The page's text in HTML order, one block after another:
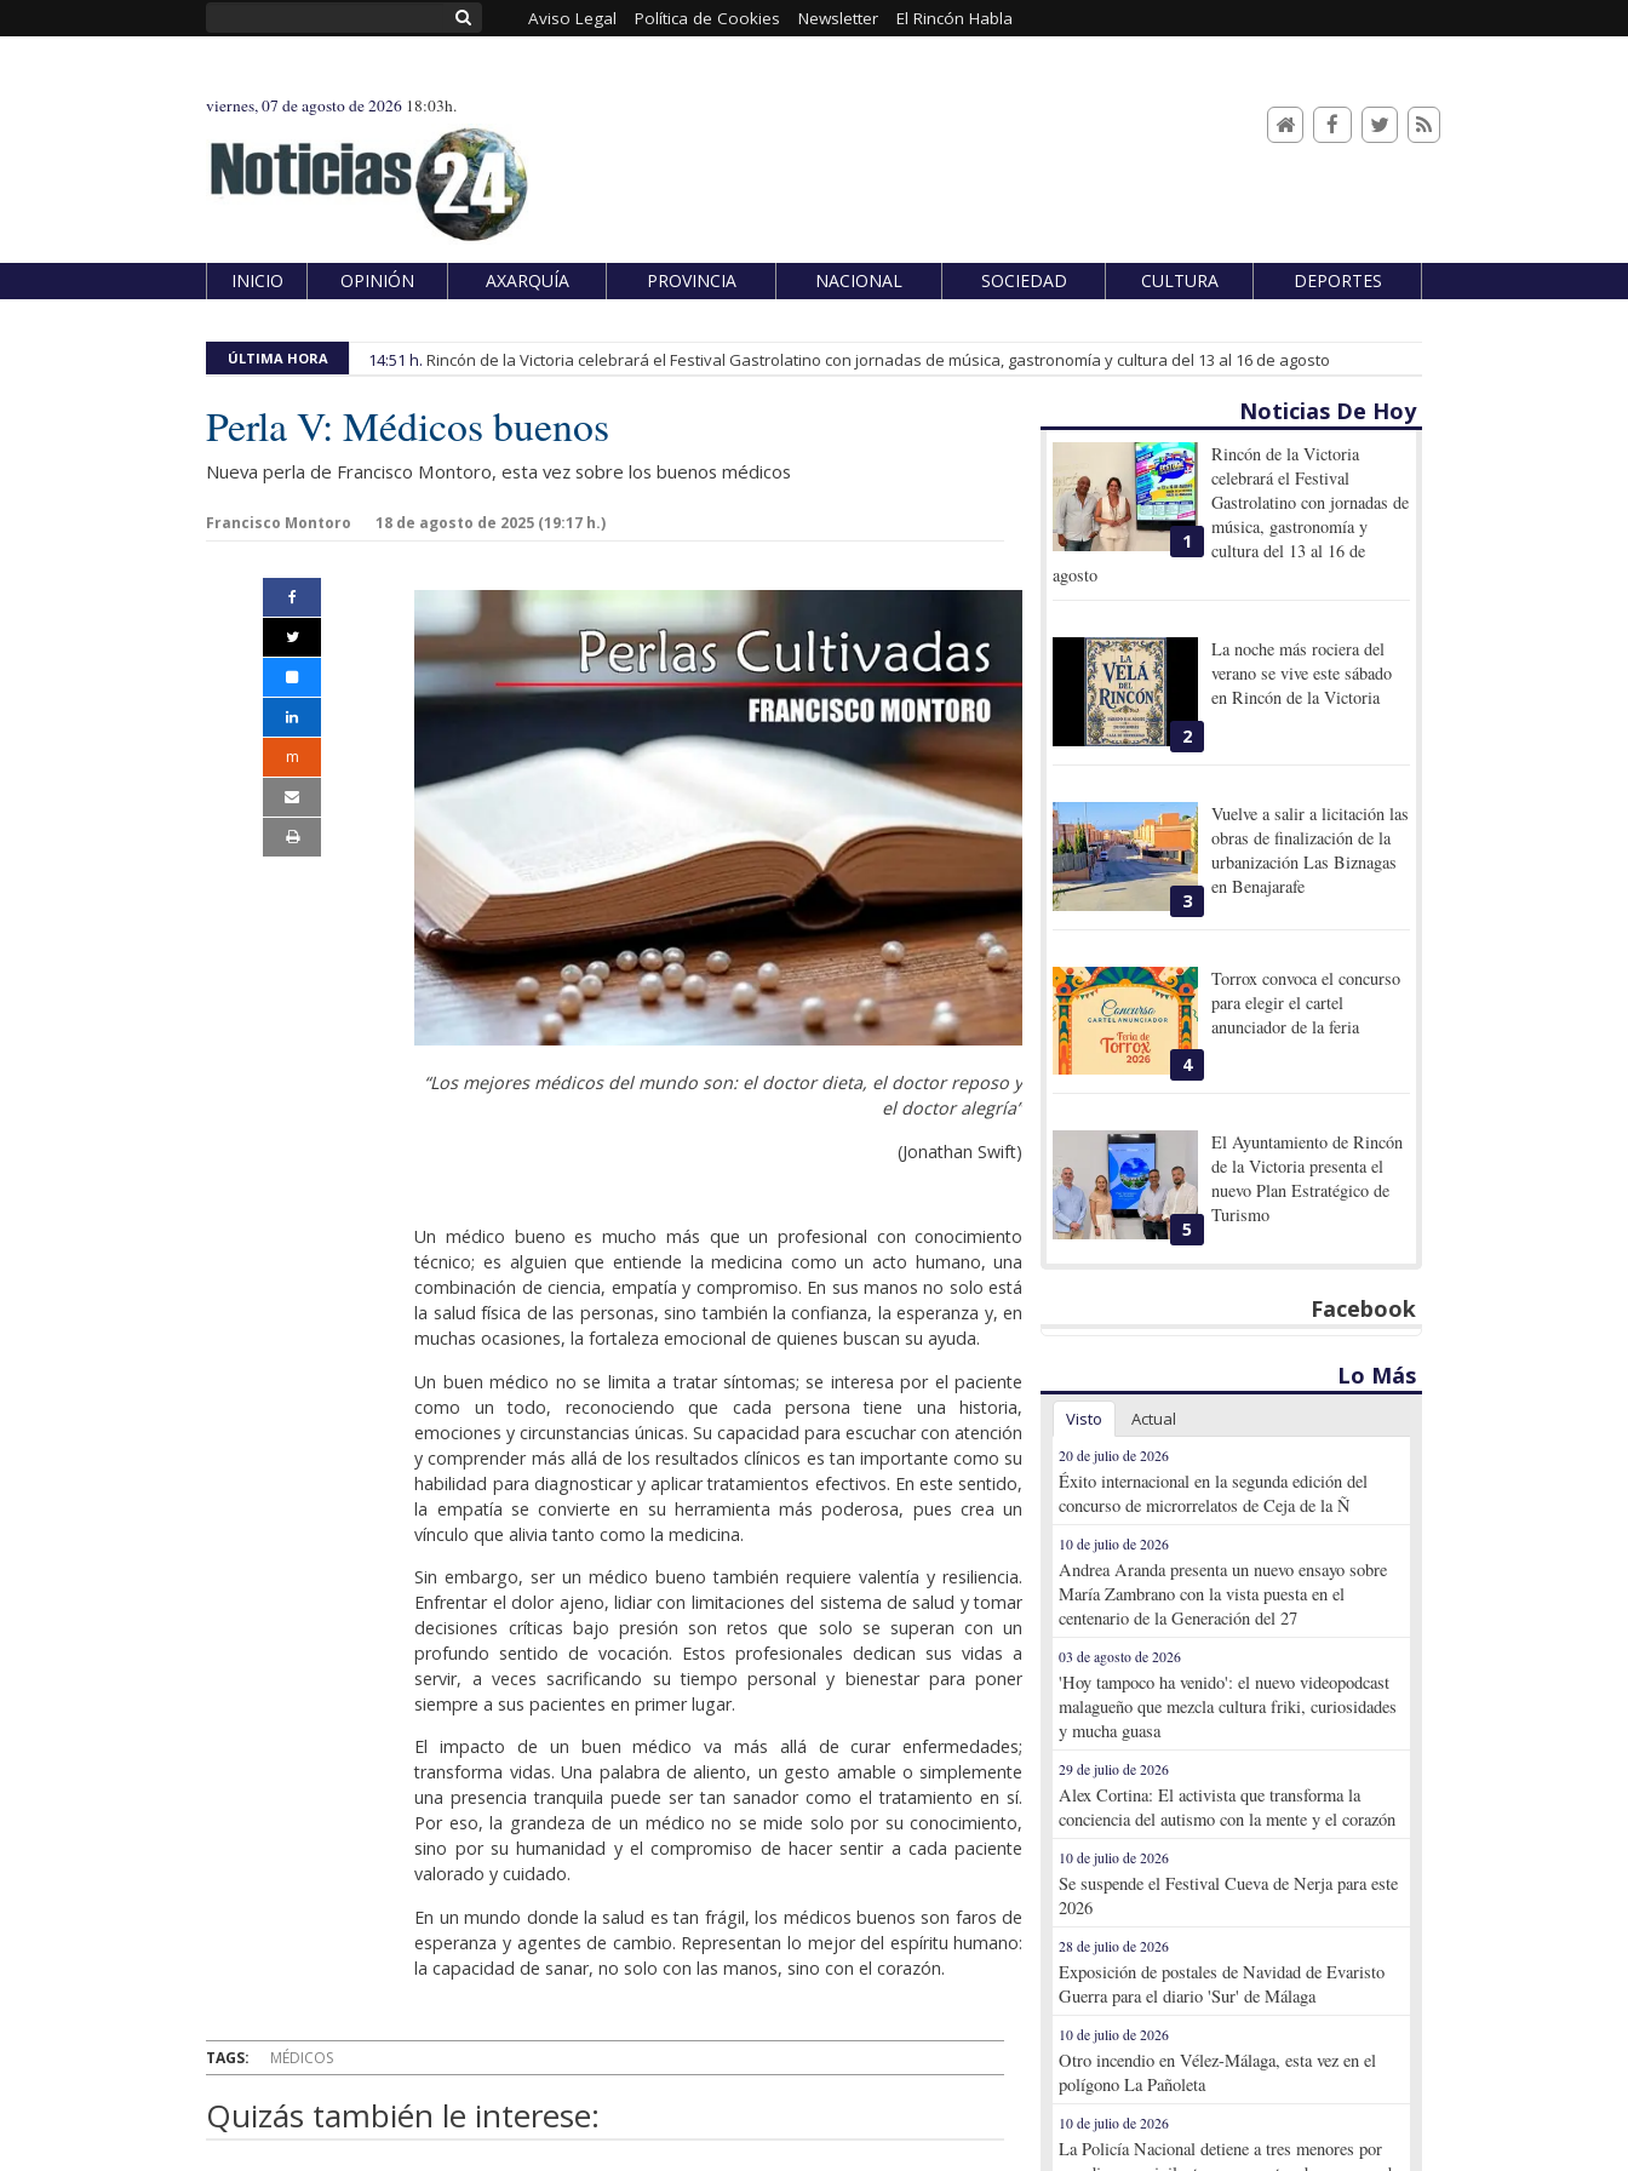
Aviso Legal Política de Cookies Newsletter El Rincón Habla
viernes, 07 de agosto de 2026 18:03h.
INICIO OPINIÓN AXARQUÍA PROVINCIA NACIONAL SOCIEDAD CULTURA DEPORTES
ÚLTIMA HORA 14:51 h. Rincón de la Victoria celebrará el Festival Gastrolatino con jornadas de música, gastronomía y cultura del 13 al 16 de agosto
Perla V: Médicos buenos
Nueva perla de Francisco Montoro, esta vez sobre los buenos médicos
Francisco Montoro 18 de agosto de 2025 (19:17 h.)
m
“Los mejores médicos del mundo son: el doctor dieta, el doctor reposo y
el doctor alegría”
(Jonathan Swift)
Un médico bueno es mucho más que un profesional con conocimiento
técnico; es alguien que entiende la medicina como un acto humano, una
combinación de ciencia, empatía y compromiso. En sus manos no solo está
la salud física de las personas, sino también la confianza, la esperanza y, en
muchas ocasiones, la fortaleza emocional de quienes buscan su ayuda.
Un buen médico no se limita a tratar síntomas; se interesa por el paciente
como un todo, reconociendo que cada persona tiene una historia,
emociones y circunstancias únicas. Su capacidad para escuchar con atención
y comprender más allá de los resultados clínicos es tan importante como su
habilidad para diagnosticar y aplicar tratamientos efectivos. En este sentido,
la empatía se convierte en su herramienta más poderosa, pues crea un
vínculo que alivia tanto como la medicina.
Sin embargo, ser un médico bueno también requiere valentía y resiliencia.
Enfrentar el dolor ajeno, lidiar con limitaciones del sistema de salud y tomar
decisiones críticas bajo presión son retos que solo se superan con un
profundo sentido de vocación. Estos profesionales dedican sus vidas a
servir, a veces sacrificando su tiempo personal y bienestar para poner
siempre a sus pacientes en primer lugar.
El impacto de un buen médico va más allá de curar enfermedades;
transforma vidas. Una palabra de aliento, un gesto amable o simplemente
una presencia tranquila puede ser tan sanador como el tratamiento en sí.
Por eso, la grandeza de un médico no se mide solo por su conocimiento,
sino por su humanidad y el compromiso de hacer sentir a cada paciente
valorado y cuidado.
En un mundo donde la salud es tan frágil, los médicos buenos son faros de
esperanza y agentes de cambio. Representan lo mejor del espíritu humano:
la capacidad de sanar, no solo con las manos, sino con el corazón.
TAGS: MÉDICOS
Quizás también le interese:
Noticias De Hoy
1
Rincón de la Victoria
celebrará el Festival
Gastrolatino con jornadas de
música, gastronomía y
cultura del 13 al 16 de
agosto
2
La noche más rociera del
verano se vive este sábado
en Rincón de la Victoria
3
Vuelve a salir a licitación las
obras de finalización de la
urbanización Las Biznagas
en Benajarafe
4
Torrox convoca el concurso
para elegir el cartel
anunciador de la feria
5
El Ayuntamiento de Rincón
de la Victoria presenta el
nuevo Plan Estratégico de
Turismo
Facebook
Lo Más
Visto Actual
20 de julio de 2026
Éxito internacional en la segunda edición del
concurso de microrrelatos de Ceja de la Ñ
10 de julio de 2026
Andrea Aranda presenta un nuevo ensayo sobre
María Zambrano con la vista puesta en el
centenario de la Generación del 27
03 de agosto de 2026
'Hoy tampoco ha venido': el nuevo videopodcast
malagueño que mezcla cultura friki, curiosidades
y mucha guasa
29 de julio de 2026
Alex Cortina: El activista que transforma la
conciencia del autismo con la mente y el corazón
10 de julio de 2026
Se suspende el Festival Cueva de Nerja para este
2026
28 de julio de 2026
Exposición de postales de Navidad de Evaristo
Guerra para el diario 'Sur' de Málaga
10 de julio de 2026
Otro incendio en Vélez-Málaga, esta vez en el
polígono La Pañoleta
10 de julio de 2026
La Policía Nacional detiene a tres menores por